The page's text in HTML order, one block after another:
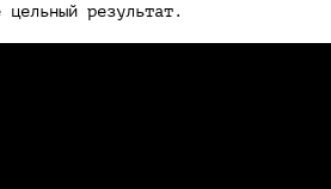
результат.